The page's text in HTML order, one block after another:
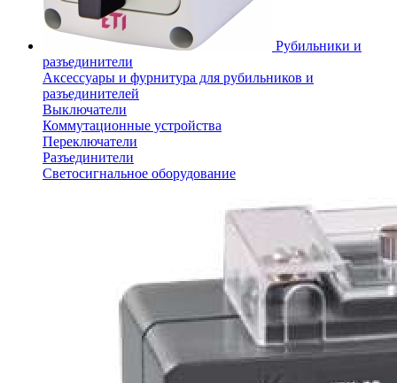
Рубильники и
разъединители
Аксессуары и фурнитура для рубильников и
разъединителей
Выключатели
Коммутационные устройства
Переключатели
Разъединители
Светосигнальное оборудование